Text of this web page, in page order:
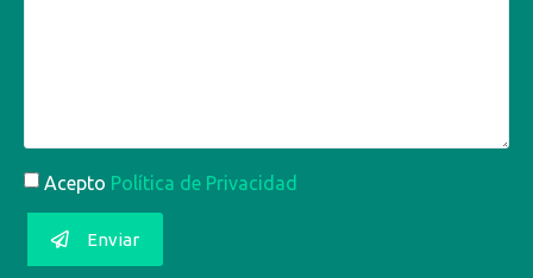
Acepto Política de Privacidad
Enviar